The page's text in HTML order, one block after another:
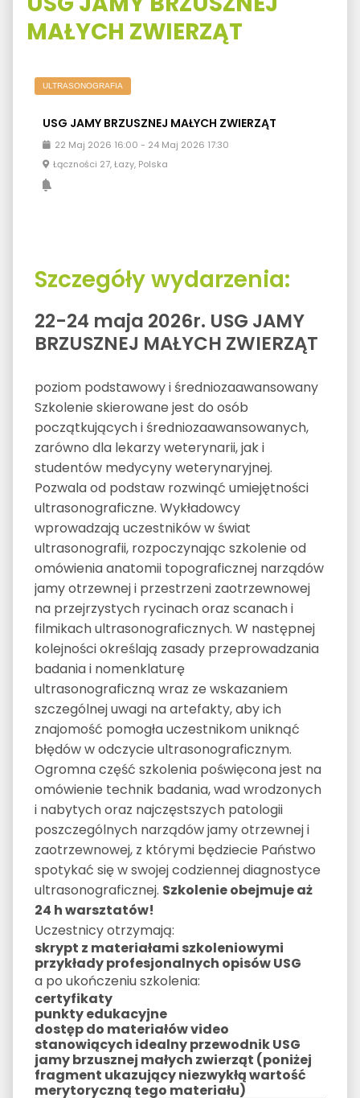
MAŁYCH ZWIERZĄT
ULTRASONOGRAFIA
USG JAMY BRZUSZNEJ MAŁYCH ZWIERZĄT
22 Maj 2026 16:00 - 24 Maj 2026 17:30
Łączności 27, Łazy, Polska
Szczegóły wydarzenia:
22-24 maja 2026r. USG JAMY
BRZUSZNEJ MAŁYCH ZWIERZĄT
poziom podstawowy i średniozaawansowany
Szkolenie skierowane jest do osób
początkujących i średniozaawansowanych,
zarówno dla lekarzy weterynarii, jak i
studentów medycyny weterynaryjnej.
Pozwala od podstaw rozwinąć umiejętności
ultrasonograficzne. Wykładowcy
wprowadzają uczestników w świat
ultrasonografii, rozpoczynając szkolenie od
omówienia anatomii topograficznej narządów
jamy otrzewnej i przestrzeni zaotrzewnowej
na przejrzystych rycinach oraz scanach i
filmikach ultrasonograficznych. W następnej
kolejności określają zasady przeprowadzania
badania i nomenklaturę
ultrasonograficzną wraz ze wskazaniem
szczególnej uwagi na artefakty, aby ich
znajomość pomogła uczestnikom uniknąć
błędów w odczycie ultrasonograficznym.
Ogromna część szkolenia poświęcona jest na
omówienie technik badania, wad wrodzonych
i nabytych oraz najczęstszych patologii
poszczególnych narządów jamy otrzewnej i
zaotrzewnowej, z którymi będziecie Państwo
spotykać się w swojej codziennej diagnostyce
ultrasonograficznej. Szkolenie obejmuje aż
24 h warsztatów!
Uczestnicy otrzymają:
skrypt z materiałami szkoleniowymi
przykłady profesjonalnych opisów USG
a po ukończeniu szkolenia:
certyfikaty
punkty edukacyjne
dostęp do materiałów video
stanowiących idealny przewodnik USG
jamy brzusznej małych zwierząt (poniżej
fragment ukazujący niezwykłą wartość
merytoryczną tego materiału)